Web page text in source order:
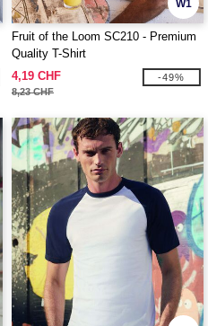
W1
Fruit of the Loom SC210 - Premium
Quality T-Shirt
4,19 CHF
8,23 CHF
-49%